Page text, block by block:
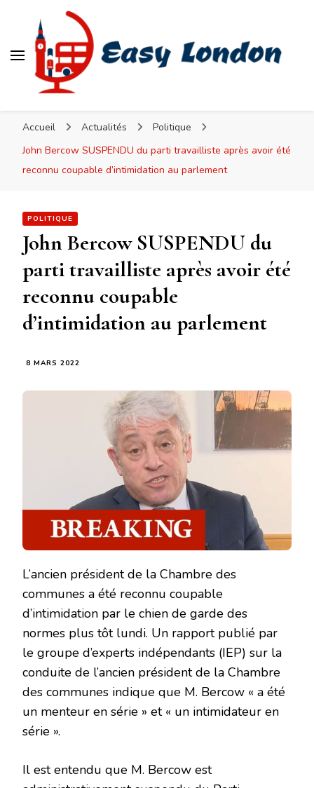
Accueil Actualités
Politique
John Bercow SUSPENDU du parti travailliste après avoir été
reconnu coupable d’intimidation au parlement
POLITIQUE
John Bercow SUSPENDU du
parti travailliste après avoir été
reconnu coupable
d’intimidation au parlement
8 MARS 2022
L’ancien président de la Chambre des
communes a été reconnu coupable
d’intimidation par le chien de garde des
normes plus tôt lundi. Un rapport publié par
le groupe d’experts indépendants (IEP) sur la
conduite de l’ancien président de la Chambre
des communes indique que M. Bercow « a été
un menteur en série » et « un intimidateur en
série ».
Il est entendu que M. Bercow est